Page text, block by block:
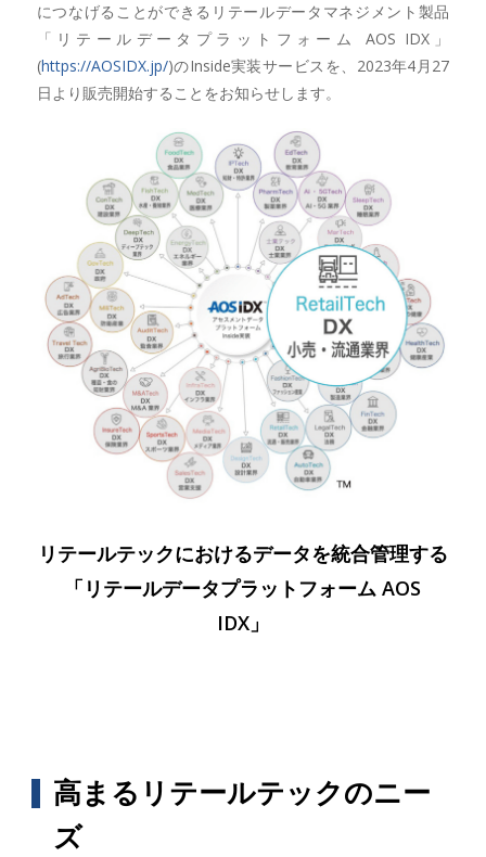
につなげることができるリテールデータマネジメント製品
「リテールデータプラットフォーム AOS IDX」
(https://AOSIDX.jp/)のInside実装サービスを、2023年4月27
日より販売開始することをお知らせします。
リテールテックにおけるデータを統合管理する
「リテールデータプラットフォーム AOS
IDX」
高まるリテールテックのニー
ズ